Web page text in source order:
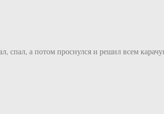
а потом проснулся и решил всем